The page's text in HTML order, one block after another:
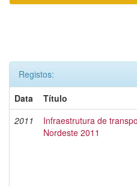
Registos:
Data
Título
2011
Infraestrutura de
Nordeste 2011